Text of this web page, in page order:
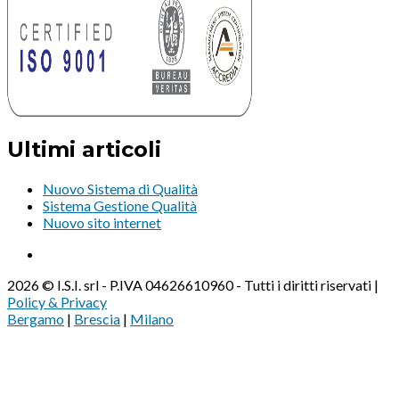
Ultimi articoli
Nuovo Sistema di Qualità
Sistema Gestione Qualità
Nuovo sito internet
2026 © I.S.I. srl - P.IVA 04626610960 - Tutti i diritti riservati |
Policy & Privacy
Bergamo | Brescia | Milano